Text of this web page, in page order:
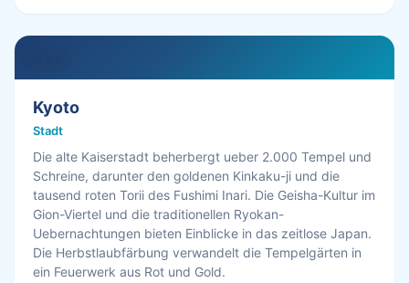
Kyoto
Stadt
Die alte Kaiserstadt beherbergt ueber 2.000 Tempel und
Schreine, darunter den goldenen Kinkaku-ji und die
tausend roten Torii des Fushimi Inari. Die Geisha-Kultur im
Gion-Viertel und die traditionellen Ryokan-
Uebernachtungen bieten Einblicke in das zeitlose Japan.
Die Herbstlaubfärbung verwandelt die Tempelgärten in
ein Feuerwerk aus Rot und Gold.